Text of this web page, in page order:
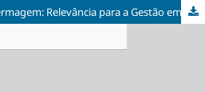
Salário Emocional na Enfermagem: Relevância para a Gestão em Saúde